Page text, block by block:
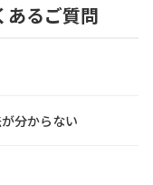
あるご質問
分からない